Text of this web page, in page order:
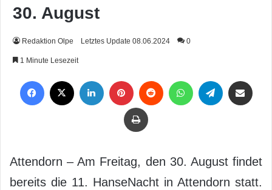
30. August
Redaktion Olpe Letztes Update 08.06.2024 0
1 Minute Lesezeit
Drucken
Attendorn – Am Freitag, den 30. August findet
bereits die 11. HanseNacht in Attendorn statt.